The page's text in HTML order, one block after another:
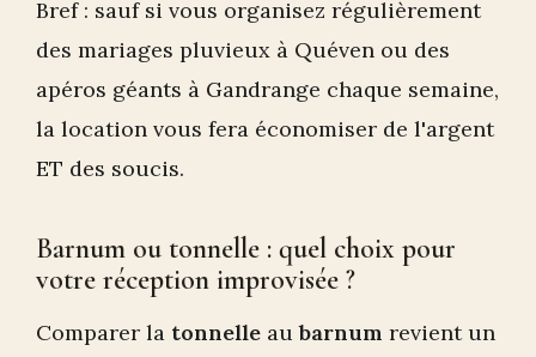
Bref : sauf si vous organisez régulièrement
des mariages pluvieux à Quéven ou des
apéros géants à Gandrange chaque semaine,
la location vous fera économiser de l'argent
ET des soucis.
Barnum ou tonnelle : quel choix pour
votre réception improvisée ?
Comparer la tonnelle aubarnum revient un